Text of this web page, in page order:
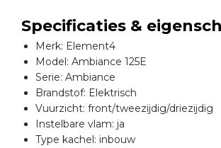
Specificaties &
Merk: Element4
Model: Ambiance 125E
Serie: Ambiance
Brandstof: Elektrisch
Vuurzicht: front/tweezijdig/driezijdig
Instelbare vlam: ja
Type kachel: inbouw